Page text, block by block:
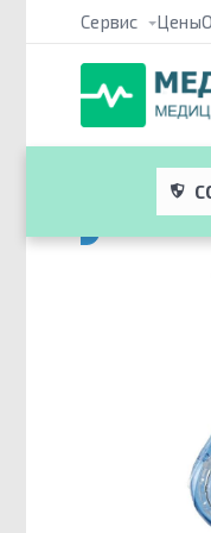
Сервис Цены
носовая гелевая